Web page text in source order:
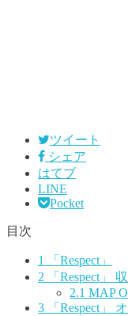
ツイート
シェア
はてブ
LINE
Pocket
目次
1 「Respect」
2 「Respect」
2.1 MAP
3 「Respect」